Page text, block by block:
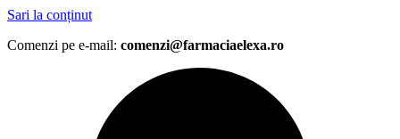
Sari la conținut
Comenzi pe e-mail: comenzi@farmaciaelexa.ro